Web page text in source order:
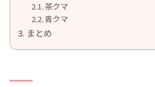
茶クマ
青クマ
まとめ